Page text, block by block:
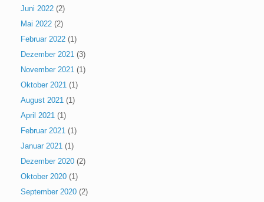
Juni 2022 (2)
Mai 2022 (2)
Februar 2022 (1)
Dezember 2021 (3)
November 2021 (1)
Oktober 2021 (1)
August 2021 (1)
April 2021 (1)
Februar 2021 (1)
Januar 2021 (1)
Dezember 2020 (2)
Oktober 2020 (1)
September 2020 (2)